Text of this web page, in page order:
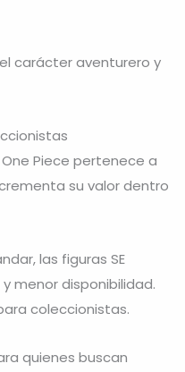
carácter aventurero y
One Piece pertenece a
su valor dentro
las figuras SE
menor disponibilidad.
coleccionistas.
quienes buscan